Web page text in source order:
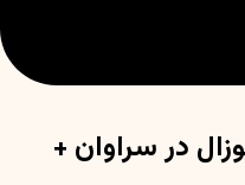
در سراوان +